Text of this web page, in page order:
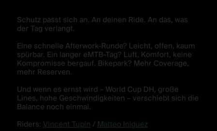
Schutz passt sich an. An deinen Ride. An das, was
der Tag verlangt.
Eine schnelle Afterwork-Runde? Leicht, offen, kaum
spürbar. Ein langer eMTB-Tag? Luft, Komfort, keine
Kompromisse bergauf. Bikepark? Mehr Coverage,
mehr Reserven.
Und wenn es ernst wird – World Cup DH, große
Lines, hohe Geschwindigkeiten – verschiebt sich die
Balance noch einmal.
Riders:Vincent Tupin/Matteo Iniguez